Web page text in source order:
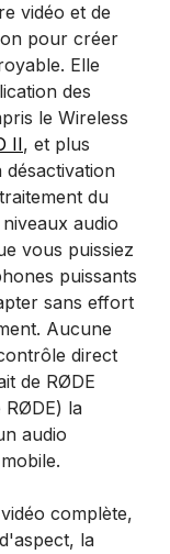
vidéo et de
pour créer
Elle
des
le Wireless
II, et plus
du
audio
vous puissiez
puissants
sans effort
Aucune
direct
de RØDE
RØDE) la
audio
complète,
la